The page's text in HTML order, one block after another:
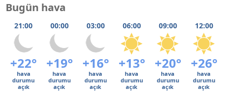
Bugün hava
21:00 00:00 03:00 06:00 09:00 12:00
+22° +19° +16° +13° +20° +26°
hava
durumu
açık
hava
durumu
açık
hava
durumu
açık
hava
durumu
açık
hava
durumu
açık
hava
durumu
açık